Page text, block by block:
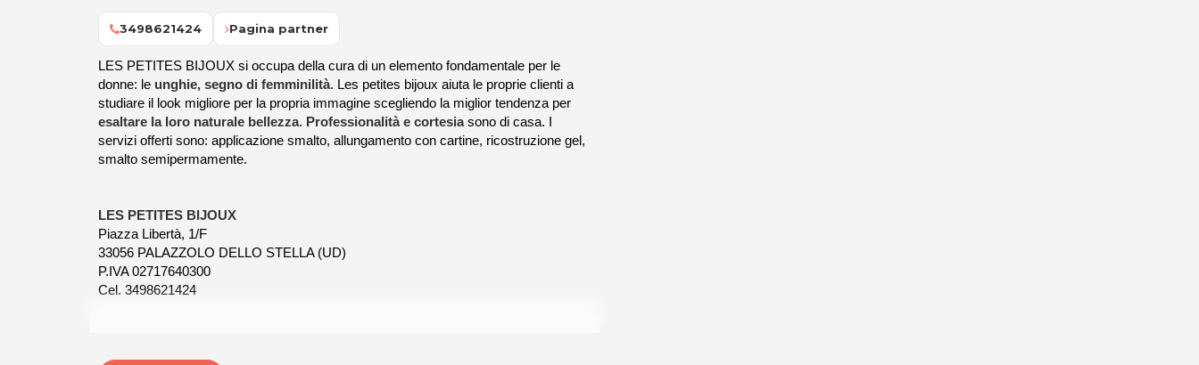
3498621424 Pagina partner
LES PETITES BIJOUX si occupa della cura di un elemento fondamentale per le
donne: le unghie, segno di femminilità. Les petites bijoux aiuta le proprie clienti a
studiare il look migliore per la propria immagine scegliendo la miglior tendenza per
esaltare la loro naturale bellezza. Professionalità e cortesiasono di casa. I
servizi offerti sono: applicazione smalto, allungamento con cartine, ricostruzione gel,
smalto semipermamente.
LES PETITES BIJOUX
Piazza Libertà, 1/F
33056 PALAZZOLO DELLO STELLA (UD)
P.IVA 02717640300
Cel. 3498621424